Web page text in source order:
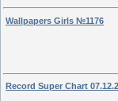
Wallpapers Girls №1176
Record Super Chart